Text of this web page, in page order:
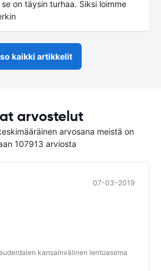
on täysin turhaa. Siksi loimme
kaikki artikkelit
arvostelut
arvosana meistä on
107913 arviosta
07-03-2019
kansainvälinen lentoasema